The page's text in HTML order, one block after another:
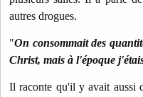
autres drogues.
"On consommait des
Christ, mais à l'époque
Il raconte qu'il y avait aussi